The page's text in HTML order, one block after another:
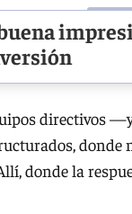
directivos
donde
donde la